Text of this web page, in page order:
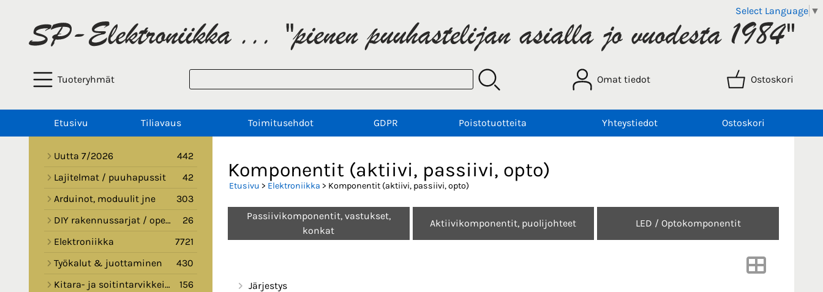
Select Language ▼
Tuoteryhmät Omat tiedot Ostoskori
Etusivu Tiliavaus Toimitusehdot GDPR Poistotuotteita Yhteystiedot Ostoskori
Uutta 7/2026
442
Lajitelmat / puuhapussit
42
Arduinot, moduulit jne
303
DIY rakennussarjat / opetussarjat
26
Elektroniikka
7721
Työkalut & juottaminen
430
Kitara- ja soitintarvikkeita
156
Komponentit (aktiivi, passiivi, opto)
Etusivu > Elektroniikka > Komponentit (aktiivi, passiivi, opto)
Passiivikomponentit, vastukset,
konkat
Aktiivikomponentit, puolijohteet LED / Optokomponentit
Järjestys